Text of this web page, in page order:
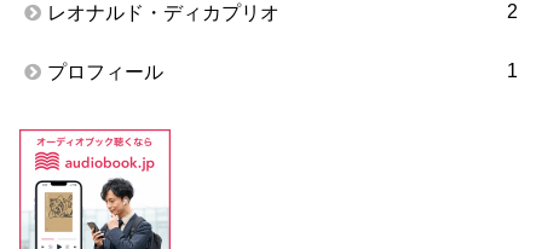
レオナルド・ディカプリオ 2
プロフィール 1